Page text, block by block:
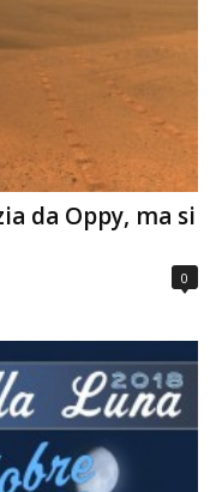
da Oppy, ma si
0